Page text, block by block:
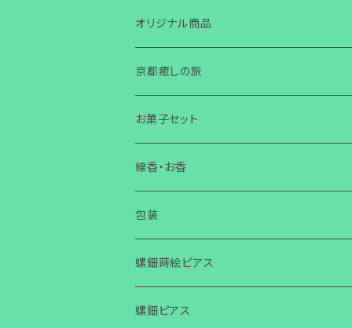
オリジナル商品
京都癒しの旅
旅
お話会・講演・セミナー
チラシ・ニュースレター作成
お菓子セット
線香・お香
包装
螺鈿蒔絵ピアス
螺鈿蒔絵ピアス キューブ
螺鈿ピアス